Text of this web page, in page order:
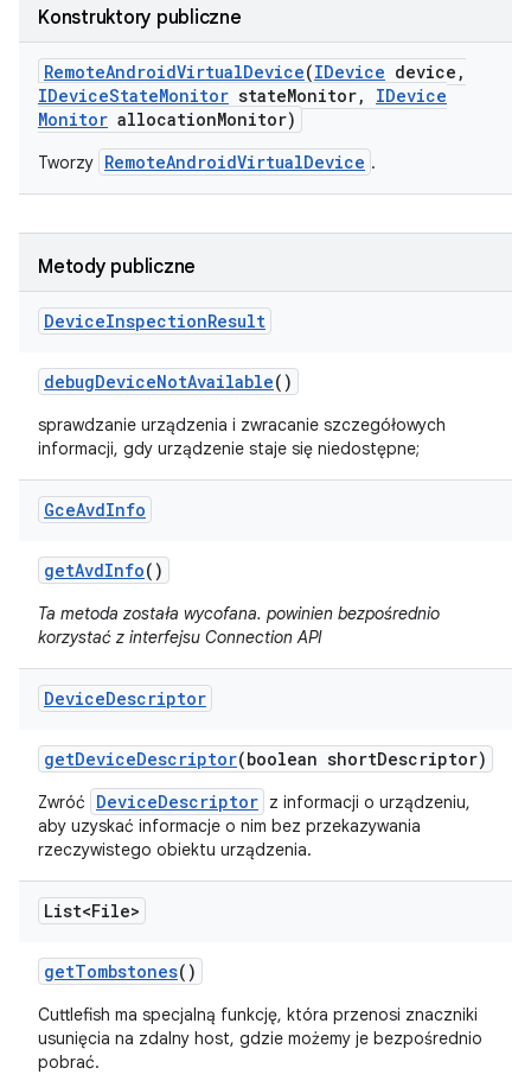
Konstruktory publiczne
RemoteAndroidVirtualDevice(IDevice device ,
IDeviceStateMonitor stateMonitor,
IDevice
Monitor allocationMonitor)
Tworzy RemoteAndroidVirtualDevice .
Metody publiczne
DeviceInspectionResult
debugDeviceNotAvailable()
sprawdzanie urządzenia i zwracanie szczegółowych
informacji, gdy urządzenie staje się niedostępne;
GceAvdInfo
getAvdInfo()
Ta metoda została wycofana. powinien bezpośrednio
korzystać z interfejsu Connection API
DeviceDescriptor
getDeviceDescriptor(boolean shortDescriptor)
Zwróć DeviceDescriptor z informacji o urządzeniu,
aby uzyskać informacje o nim bez przekazywania
rzeczywistego obiektu urządzenia.
List<File>
getTombstones()
Cuttlefish ma specjalną funkcję, która przenosi znaczniki
usunięcia na zdalny host, gdzie możemy je bezpośrednio
pobrać.